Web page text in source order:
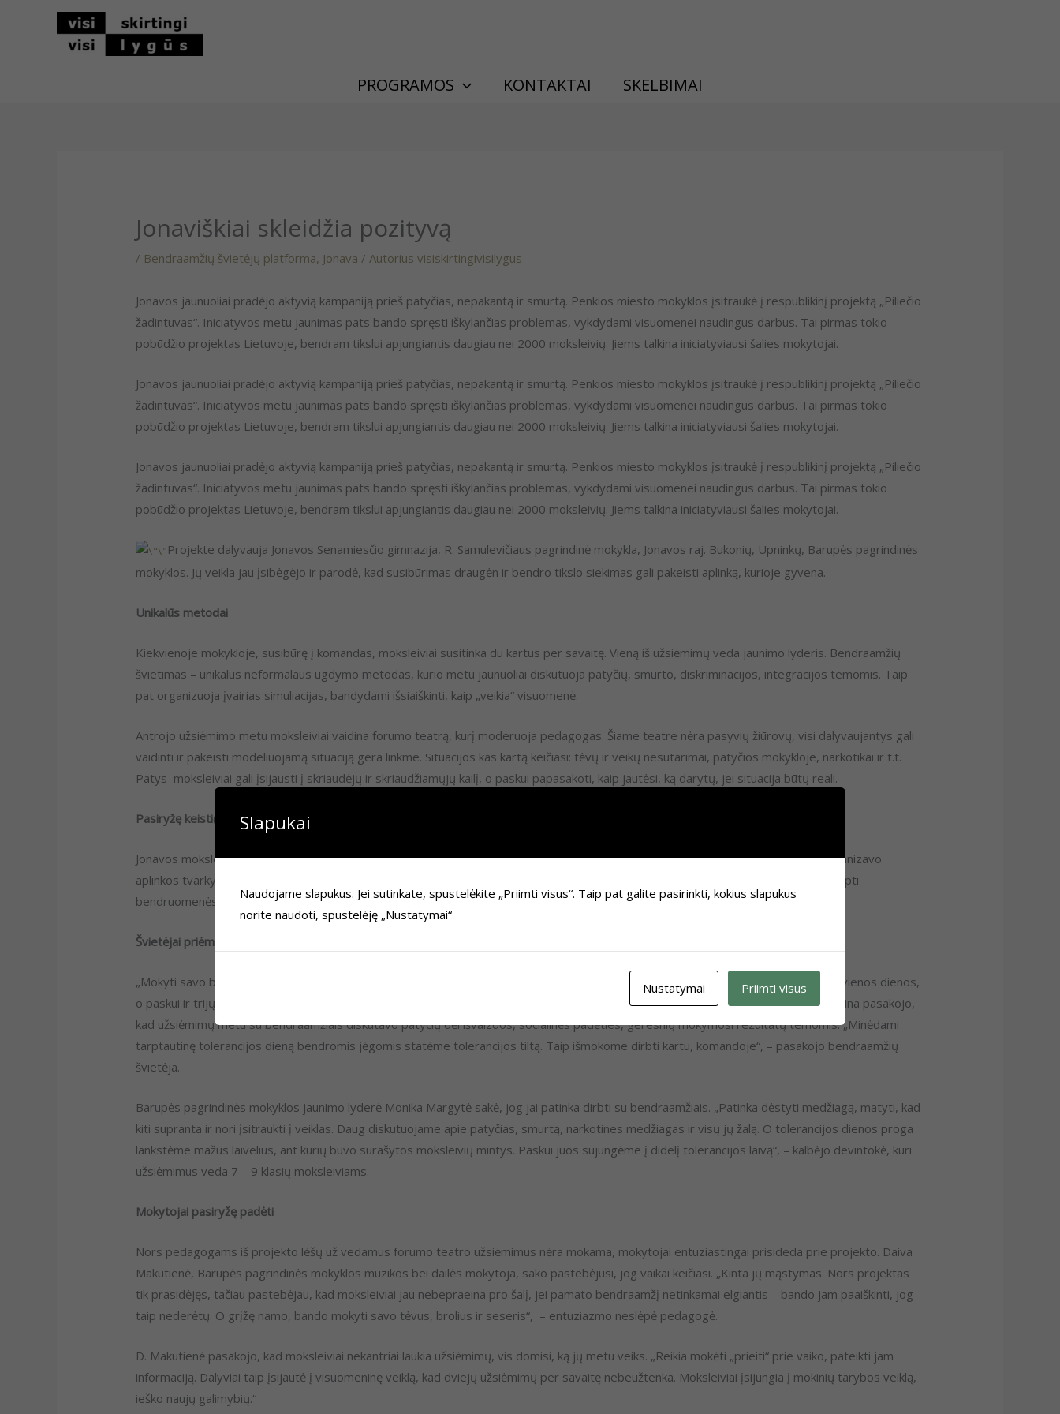
PROGRAMOS KONTAKTAI SKELBIMAI
Jonaviškiai skleidžia pozityvą
/ Bendraamžių švietėjų platforma, Jonava / Autorius visiskirtingivisilygus
Jonavos jaunuoliai pradėjo aktyvią kampaniją prieš patyčias, nepakantą ir smurtą. Penkios miesto mokyklos įsitraukė į respublikinį projektą „Piliečio
žadintuvas“. Iniciatyvos metu jaunimas pats bando spręsti iškylančias problemas, vykdydami visuomenei naudingus darbus. Tai pirmas tokio
pobūdžio projektas Lietuvoje, bendram tikslui apjungiantis daugiau nei 2000 moksleivių. Jiems talkina iniciatyviausi šalies mokytojai.
Jonavos jaunuoliai pradėjo aktyvią kampaniją prieš patyčias, nepakantą ir smurtą. Penkios miesto mokyklos įsitraukė į respublikinį projektą „Piliečio
žadintuvas“. Iniciatyvos metu jaunimas pats bando spręsti iškylančias problemas, vykdydami visuomenei naudingus darbus. Tai pirmas tokio
pobūdžio projektas Lietuvoje, bendram tikslui apjungiantis daugiau nei 2000 moksleivių. Jiems talkina iniciatyviausi šalies mokytojai.
Jonavos jaunuoliai pradėjo aktyvią kampaniją prieš patyčias, nepakantą ir smurtą. Penkios miesto mokyklos įsitraukė į respublikinį projektą „Piliečio
žadintuvas“. Iniciatyvos metu jaunimas pats bando spręsti iškylančias problemas, vykdydami visuomenei naudingus darbus. Tai pirmas tokio
pobūdžio projektas Lietuvoje, bendram tikslui apjungiantis daugiau nei 2000 moksleivių. Jiems talkina iniciatyviausi šalies mokytojai.
Projekte dalyvauja Jonavos Senamiesčio gimnazija, R. Samulevičiaus pagrindinė mokykla, Jonavos raj. Bukonių, Upninkų, Barupės pagrindinės
mokyklos. Jų veikla jau įsibėgėjo ir parodė, kad susibūrimas draugėn ir bendro tikslo siekimas gali pakeisti aplinką, kurioje gyvena.
Unikalūs metodai
Kiekvienoje mokykloje, susibūrę į komandas, moksleiviai susitinka du kartus per savaitę. Vieną iš užsiėmimų veda jaunimo lyderis. Bendraamžių
švietimas – unikalus neformalaus ugdymo metodas, kurio metu jaunuoliai diskutuoja patyčių, smurto, diskriminacijos, integracijos temomis. Taip
pat organizuoja įvairias simuliacijas, bandydami išsiaiškinti, kaip „veikia“ visuomenė.
Antrojo užsiėmimo metu moksleiviai vaidina forumo teatrą, kurį moderuoja pedagogas. Šiame teatre nėra pasyvių žiūrovų, visi dalyvaujantys gali
vaidinti ir pakeisti modeliuojamą situaciją gera linkme. Situacijos kas kartą keičiasi: tėvų ir veikų nesutarimai, patyčios mokykloje, narkotikai ir t.t.
Patys moksleiviai gali įsijausti į skriaudėjų ir skriaudžiamųjų kailį, o paskui papasakoti, kaip jautėsi, ką darytų, jei situacija būtų reali.
Pasiryžę keisti(s)
Jonavos moksleiviai ne tik kalbasi. Jie griebiasi visuomenei naudingų darbų. Pavyzdžiui, Barupės pagrindinės mokyklos dalyviai suorganizavo
aplinkos tvarkymo akciją. O dabar identifikuoja jų aplinkoje esančias problemas. Paskui, organizuodami įvairias akcijas, bandys atkreipti
bendruomenės dėmesį ir jas išspręsti.
Švietėjai priėmė iššūkį
„Mokyti savo bendraamžius – neįmanoma“, – turbūt tokia pirmoji mintis galėjo šauti ne vienam jaunimo lyderiui. Tačiau po surengtų vienos dienos,
o paskui ir trijų dienų išvažiuojamųjų mokymų, visi kaip susitarę kartojo „mes galim!”. Jonavos Senamiesčio gimnazijos dešimtokė Polina pasakojo,
kad užsiėmimų metu su bendraamžiais diskutavo patyčių dėl išvaizdos, socialinės padėties, geresnių mokymosi rezultatų temomis. „Minėdami
tarptautinę tolerancijos dieną bendromis jėgomis statėme tolerancijos tiltą. Taip išmokome dirbti kartu, komandoje“, – pasakojo bendraamžių
švietėja.
Barupės pagrindinės mokyklos jaunimo lyderė Monika Margytė sakė, jog jai patinka dirbti su bendraamžiais. „Patinka dėstyti medžiagą, matyti, kad
kiti supranta ir nori įsitraukti į veiklas. Daug diskutuojame apie patyčias, smurtą, narkotines medžiagas ir visų jų žalą. O tolerancijos dienos proga
lankstėme mažus laivelius, ant kurių buvo surašytos moksleivių mintys. Paskui juos sujungėme į didelį tolerancijos laivą“, – kalbėjo devintokė, kuri
užsiėmimus veda 7 – 9 klasių moksleiviams.
Mokytojai pasiryžę padėti
Nors pedagogams iš projekto lėšų už vedamus forumo teatro užsiėmimus nėra mokama, mokytojai entuziastingai prisideda prie projekto. Daiva
Makutienė, Barupės pagrindinės mokyklos muzikos bei dailės mokytoja, sako pastebėjusi, jog vaikai keičiasi. „Kinta jų mąstymas. Nors projektas
tik prasidėjęs, tačiau pastebėjau, kad moksleiviai jau nebepraeina pro šalį, jei pamato bendraamžį netinkamai elgiantis – bando jam paaiškinti, jog
taip nederėtų. O grįžę namo, bando mokyti savo tėvus, brolius ir seseris“, – entuziazmo neslėpė pedagogė.
D. Makutienė pasakojo, kad moksleiviai nekantriai laukia užsiėmimų, vis domisi, ką jų metu veiks. „Reikia mokėti „prieiti“ prie vaiko, pateikti jam
informaciją. Dalyviai taip įsijautė į visuomeninę veiklą, kad dviejų užsiėmimų per savaitę nebeužtenka. Moksleiviai įsijungia į mokinių tarybos veiklą,
ieško naujų galimybių.“
Slapukai
Naudojame slapukus. Jei sutinkate, spustelėkite „Priimti visus“. Taip pat galite pasirinkti, kokius slapukus
norite naudoti, spustelėję „Nustatymai“
Nustatymai Priimti visus